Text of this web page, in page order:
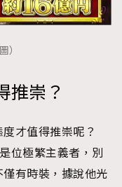
）
推崇？
才值得推崇呢？
位極繁主義者，別
有時裝，據說他光